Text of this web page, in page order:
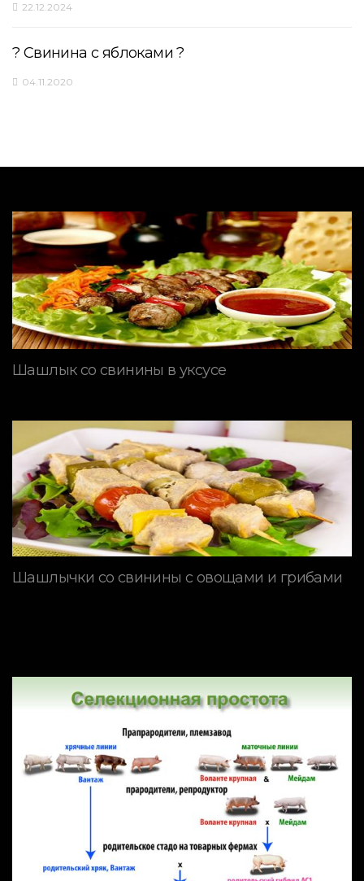
22.12.2024
? Свинина с яблоками ?
04.11.2020
Шашлык со свинины в уксусе
Шашлычки со свинины с овощами и грибами
Селекционная простота